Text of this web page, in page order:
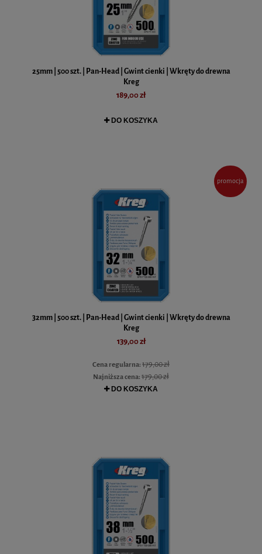
25mm | 500 szt. | Pan-Head | Gwint cienki | Wkręty do drewna
Kreg
189,00 zł
DO KOSZYKA
32mm | 500 szt. | Pan-Head | Gwint cienki | Wkręty do drewna
Kreg
139,00 zł
Cena regularna:179,00 zł
Najniższa cena:179,00 zł
DO KOSZYKA
promocja